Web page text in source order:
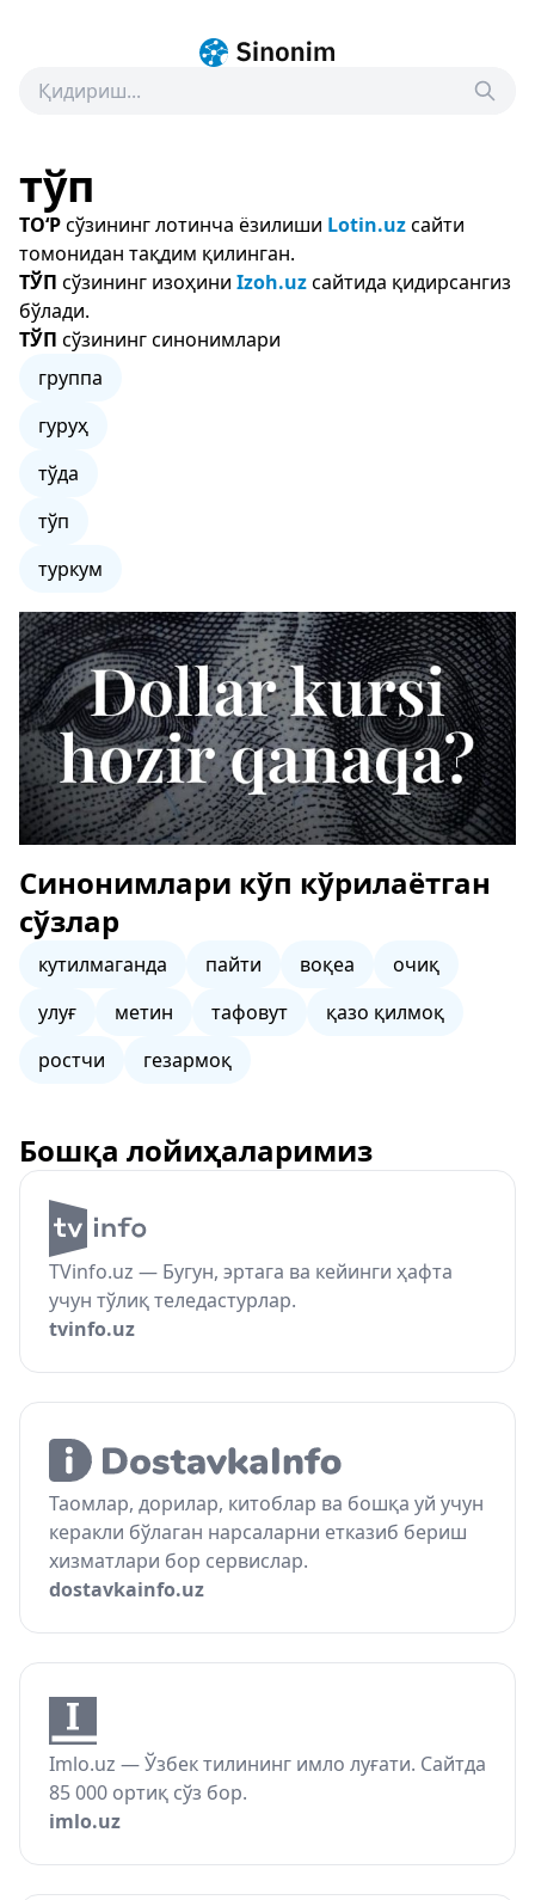
тўп
TO‘Pсўзининг лотинча ёзилиши Lotin.uzсайти
томонидан тақдим қилинган.
ТЎП сўзининг изоҳини Izoh.uzсайтида қидирсангиз
бўлади.
ТЎП сўзининг синонимлари
группа
гуруҳ
тўда
тўп
туркум
Синонимлари кўп кўрилаётган
сўзлар
кутилмаганда пайти воқеа
очиқ
улуғ
метин тафовут
қазо қилмоқ
ростчи
гезармоқ
Бошқа лойиҳаларимиз
TVinfo.uz — Бугун, эртага ва кейинги ҳафта
учун тўлиқ теледастурлар.
tvinfo.uz
Таомлар, дорилар, китоблар ва бошқа уй учун
керакли бўлаган нарсаларни етказиб бериш
хизматлари бор сервислар.
dostavkainfo.uz
Imlo.uz — Ўзбек тилининг имло луғати. Сайтда
85 000 ортиқ сўз бор.
imlo.uz